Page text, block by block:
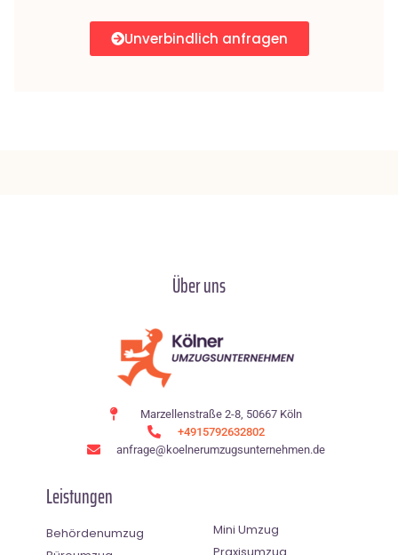
Unverbindlich anfragen
Über uns
Marzellenstraße 2-8, 50667 Köln
+4915792632802
anfrage@koelnerumzugsunternehmen.de
Leistungen
Behördenumzug
Mini Umzug